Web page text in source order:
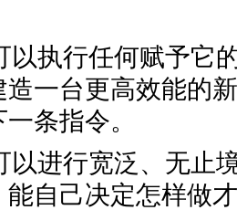
以执行任何赋予
造一台更高效能的
条指令。
以进行宽泛、无止
能自己决定怎样